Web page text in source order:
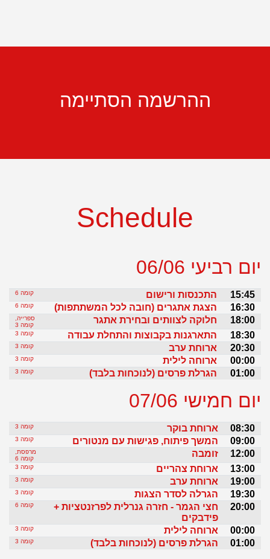
ההרשמה הסתיימה
Schedule
יום רביעי 06/06
15:45 התכנסות ורישום קומה 6
16:30 הצגת אתגרים (חובה לכל המשתתפות) קומה 6
18:00 חלוקה לצוותים ובחירת אתגר
ספרייה,
קומה 3
18:30 התארגנות בקבוצות והתחלת עבודה קומה 3
20:30 ארוחת ערב קומה 3
00:00 ארוחה לילית קומה 3
01:00 הגרלת פרסים (לנוכחות בלבד) קומה 3
יום חמישי 07/06
08:30 ארוחת בוקר קומה 3
09:00 המשך פיתוח, פגישות עם מנטורים קומה 3
12:00 זומבה
מרפסת,
קומה 6
13:00 ארוחת צהריים קומה 3
19:00 ארוחת ערב קומה 3
19:30 הגרלה לסדר הצגות קומה 3
20:00
חצי הגמר - חזרה גנרלית לפרזנטציות +
פידבקים
קומה 6
00:00 ארוחה לילית קומה 3
01:00 הגרלת פרסים (לנוכחות בלבד) קומה 3